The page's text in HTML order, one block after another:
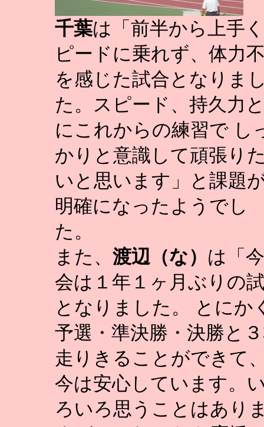
千葉は「前半から上手
ピードに乗れず、体力
を感じた試合となりま
た。スピード、持久力
にこれからの練習で し
かりと意識して頑張り
いと思います」と課題
明確になったようでし
た。
また、 渡辺（な） は「
会は１年１ヶ月ぶりの
となりました。 とにか
予選・準決勝・決勝と
走りきることができて
今は安心しています。
ろいろ思うことはあり